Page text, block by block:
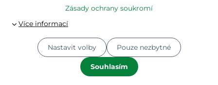
Jurhan.cz 💚 | Všechna práva vyhrazena
Zásady ochrany soukromí
Zásady ochrany soukromí
Nastavit volby
Souhlasím
Pouze nezbytné